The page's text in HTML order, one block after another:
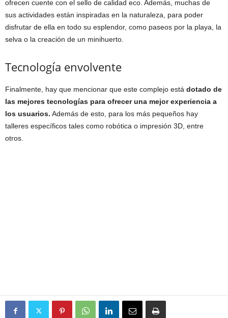
ofrecen cuente con el sello de calidad eco. Además, muchas de
sus actividades están inspiradas en la naturaleza, para poder
disfrutar de ella en todo su esplendor, como paseos por la playa, la
selva o la creación de un minihuerto.
Tecnología envolvente
Finalmente, hay que mencionar que este complejo está dotado de
las mejores tecnologías para ofrecer una mejor experiencia a
los usuarios. Además de esto, para los más pequeños hay
talleres específicos tales como robótica o impresión 3D, entre
otros.